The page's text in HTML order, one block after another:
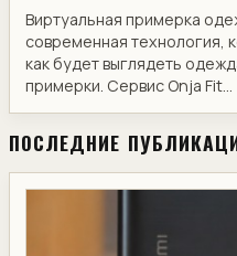
Виртуальная примерка
современная технология,
как будет выглядеть
примерки. Сервис Onja Fit...
ПОСЛЕДНИЕ